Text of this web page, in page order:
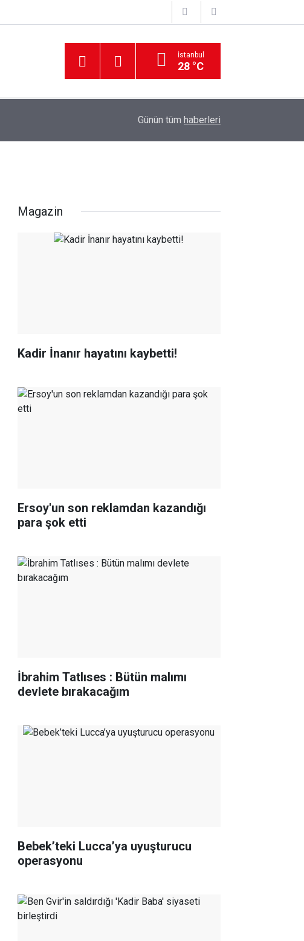
İstanbul
28 °C
Günün tüm haberleri
Magazin
Kadir İnanır hayatını kaybetti!
Ersoy'un son reklamdan kazandığı
para şok etti
İbrahim Tatlıses : Bütün malımı
devlete bırakacağım
Bebek’teki Lucca’ya uyuşturucu
operasyonu